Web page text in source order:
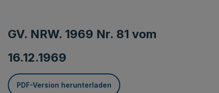
GV. NRW. 1969 Nr. 81 vom
16.12.1969
PDF-Version herunterladen